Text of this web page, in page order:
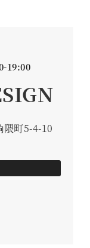
19:00
隈町5-4-10